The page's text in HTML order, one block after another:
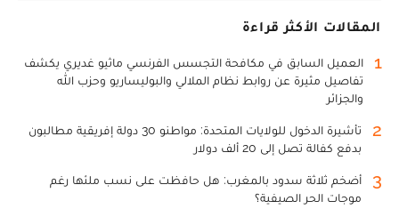
المقالات الأكثر قراءة
1
العميل السابق في مكافحة التجسس الفرنسي ماثيو غديري يكشف
تفاصيل مثيرة عن روابط نظام الملالي والبوليساريو وحزب الله
والجزائر
2
تأشيرة الدخول للولايات المتحدة: مواطنو 30 دولة إفريقية مطالبون
بدفع كفالة تصل إلى 20 ألف دولار
3
أضخم ثلاثة سدود بالمغرب: هل حافظت على نسب ملئها رغم
موجات الحر الصيفية؟